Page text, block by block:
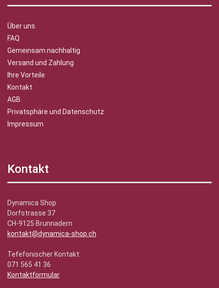
Über uns
FAQ
Gemeinsam nachhaltig
Versand und Zahlung
Ihre Vorteile
Kontakt
AGB
Privatsphäre und Datenschutz
Impressum
Kontakt
Dynamica Shop
Dorfstrasse 37
CH-9125 Brunnadern
kontakt@dynamica-shop.ch
Tefefonischer Kontakt:
071 565 41 36
Kontaktformular